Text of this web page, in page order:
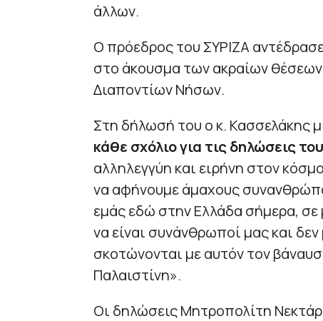
άλλων.
Ο πρόεδρος του ΣΥΡΙΖΑ
στο άκουσμα των ακραίων
Διαποντίων Νήσων.
Στη δήλωσή του ο κ. Κασσελάκης
κάθε σχόλιο για τις δηλώσεις
αλληλεγγύη και ειρήνη στον
να αφήνουμε άμαχους
εμάς εδώ στην Ελλάδα σήμερα,
να είναι συνάνθρωποί μας και
σκοτώνονται με αυτόν τον
Παλαιστίνη».
Οι δηλώσεις Μητροπολίτη